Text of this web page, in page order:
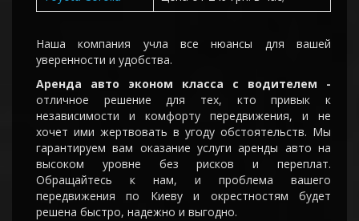
Наша компания учла все нюансы для вашей
уверенности и удобства.
Аренда авто эконом класса с водителем -
отличное решение для тех, кто привык к
независимости и комфорту передвижения, и не
хочет ими жертвовать в угоду обстоятельств. Мы
гарантируем вам оказание услуги аренды авто на
высоком уровне без рисков и переплат.
Обращайтесь к нам, и проблема вашего
передвижения по Киеву и окрестностям будет
решена быстро, надежно и выгодно.